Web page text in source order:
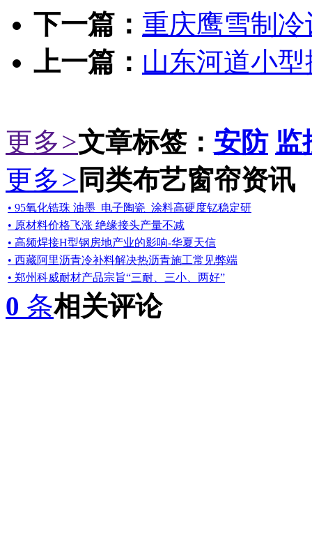
下一篇： 重庆鹰雪制
上一篇： 山东河道小
更多>文章标签： 安防 监
更多> 同类布艺窗帘资讯
• 95氧化锆珠 油墨_电子陶瓷_涂料高硬度钇稳定研
• 原材料价格飞涨 绝缘接头产量不减
• 高频焊接H型钢房地产业的影响-华夏天信
• 西藏阿里沥青冷补料解决热沥青施工常见弊端
• 郑州科威耐材产品宗旨“三耐、三小、两好”
0 条相关评论